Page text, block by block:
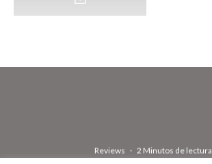
Reviews · 2 Minutos de lectura